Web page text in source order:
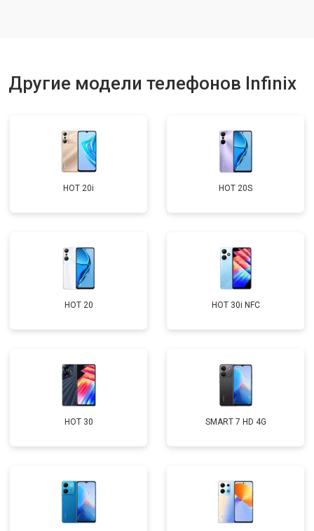
Другие модели телефонов Infinix
HOT 20i HOT 20S
HOT 20 HOT 30i NFC
HOT 30 SMART 7 HD 4G